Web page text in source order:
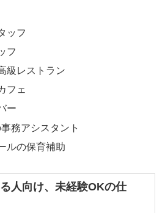
ッフ
フ
級レストラン
フェ
ー
務アシスタント
ルの保育補助
人向け、未経験OKの仕